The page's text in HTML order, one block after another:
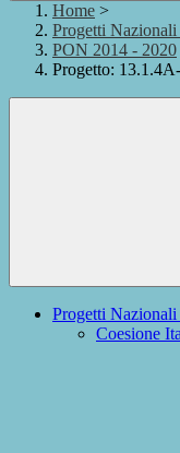
Home >
Progetti Nazionali
PON 2014 - 2020
Progetto:
Progetti Nazionali
Coesione